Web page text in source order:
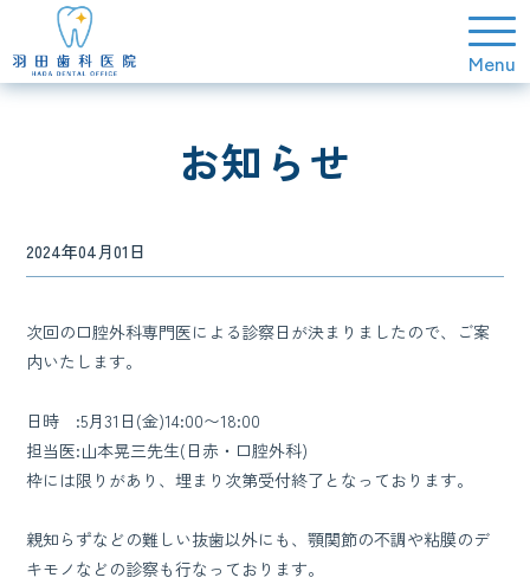
お知らせ
2024年04月01日
次回の口腔外科専門医による診察日が決まりましたので、ご案
内いたします。
日時 :5月31日(金)14:00〜18:00
担当医:山本晃三先生(日赤・口腔外科)
枠には限りがあり、埋まり次第受付終了となっております。
親知らずなどの難しい抜歯以外にも、顎関節の不調や粘膜のデ
キモノなどの診察も行なっております。